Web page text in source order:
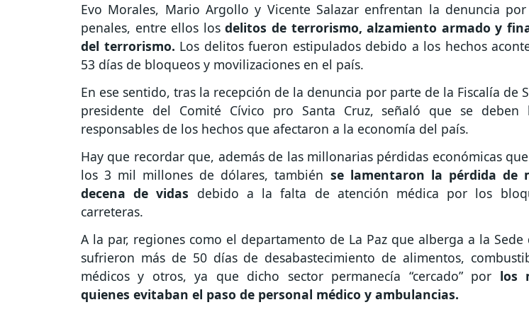
Evo Morales, Mario Argollo y Vicente Salazar enfrentan la denuncia
penales, entre ellos losdelitos de terrorismo, alzamiento armado y
del terrorismo. Los delitos fueron estipulados debido a los hechos
53 días de bloqueos y movilizaciones en el país.
En ese sentido, tras la recepción de la denuncia por parte de la Fiscalía de
presidente del Comité Cívico pro Santa Cruz, señaló que se
responsables de los hechos que afectaron a la economía del país.
Hay que recordar que, además de las millonarias pérdidas económicas
los 3 mil millones de dólares, también se lamentaron la pérdida de
decena de vidas debido a la falta de atención médica por los
carreteras.
A la par, regiones como el departamento de La Paz que alberga a la Sede
sufrieron más de 50 días de desabastecimiento de alimentos,
médicos y otros, ya que dicho sector permanecía “cercado” por los
quienes evitaban el paso de personal médico y ambulancias.